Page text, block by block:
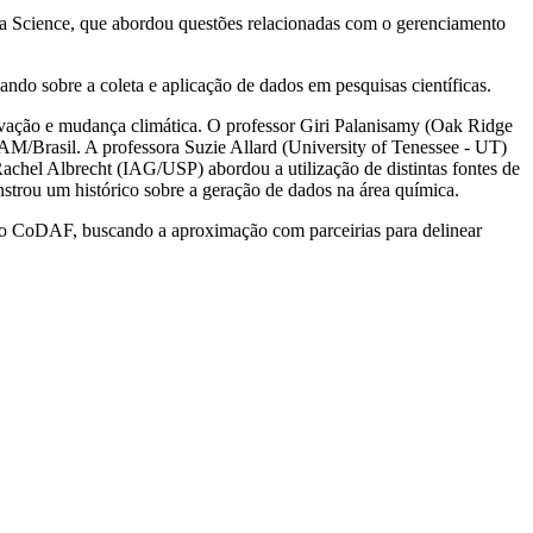
que abordou questões relacionadas com o gerenciamento
sobre a coleta e aplicação de dados em pesquisas científicas.
e mudança climática. O professor Giri Palanisamy (Oak Ridge
Brasil. A professora Suzie Allard (University of Tenessee - UT)
Albrecht (IAG/USP) abordou a utilização de distintas fontes de
um histórico sobre a geração de dados na área química.
CoDAF, buscando a aproximação com parceirias para delinear